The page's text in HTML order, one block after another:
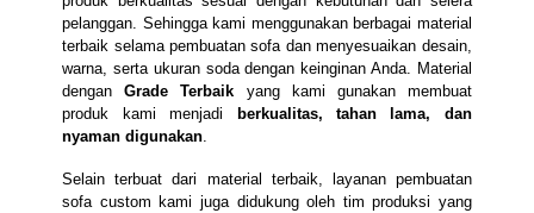
pelanggan. Sehingga kami menggunakan berbagai material
terbaik selama pembuatan sofa dan menyesuaikan desain,
warna, serta ukuran soda dengan keinginan Anda. Material
denganGrade Terbaik yang kami gunakan membuat
produk kami menjadi
berkualitas, tahan lama, dan
nyaman digunakan.
Selain terbuat dari material terbaik, layanan pembuatan
sofa custom kami juga didukung oleh tim produksi yang